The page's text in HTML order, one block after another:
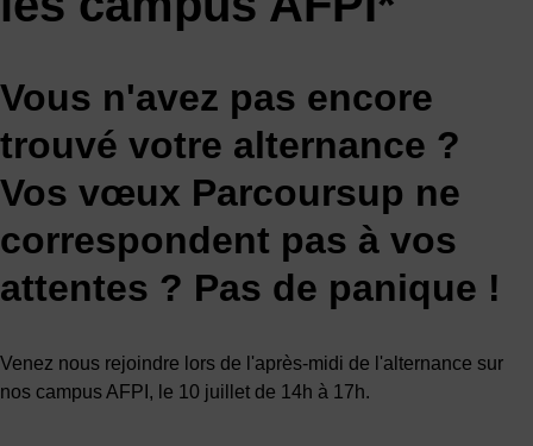
Vous n'avez pas encore
trouvé votre alternance ?
Vos vœux Parcoursup ne
correspondent pas à vos
attentes ? Pas de panique !
Venez nous rejoindre lors de l'après-midi de l'alternance sur
nos campus AFPI, le 10 juillet de 14h à 17h.